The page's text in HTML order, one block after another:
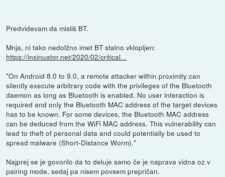
Predvidevam da misliš BT.
Mnja, ni tako nedolžno imet BT stalno vklopljen:
https://insinuator.net/2020/02/critical...
"On Android 8.0 to 9.0, a remote attacker within proximity can
silently execute arbitrary code with the privileges of the Bluetooth
daemon as long as Bluetooth is enabled. No user interaction is
required and only the Bluetooth MAC address of the target devices
has to be known. For some devices, the Bluetooth MAC address
can be deduced from the WiFi MAC address. This vulnerability can
lead to theft of personal data and could potentially be used to
spread malware (Short-Distance Worm)."
Najprej se je govorilo da to deluje samo če je naprava vidna oz v
pairing mode, sedaj pa nisem povsem prepričan.